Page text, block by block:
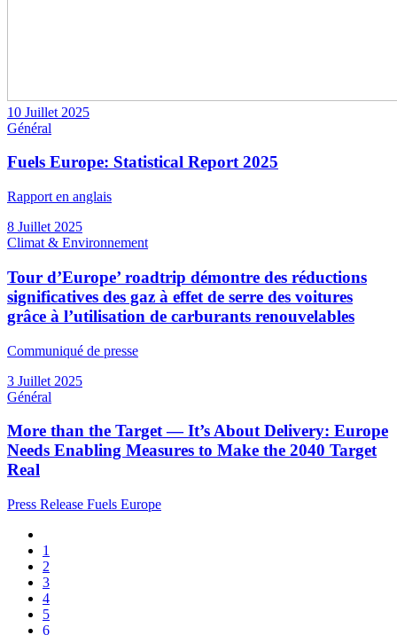
10 Juillet 2025
Général
Fuels Europe: Statistical Report 2025
Rapport en anglais
8 Juillet 2025
Climat & Environnement
Tour d’Europe’ roadtrip démontre des réductions
significatives des gaz à effet de serre des voitures
grâce à l’utilisation de carburants renouvelables
Communiqué de presse
3 Juillet 2025
Général
More than the Target — It’s About Delivery: Europe
Needs Enabling Measures to Make the 2040 Target
Real
Press Release Fuels Europe
Paginationprécédente
Page
1
Page
courante
2
Page
3
Page
4
Page
5
Page
6